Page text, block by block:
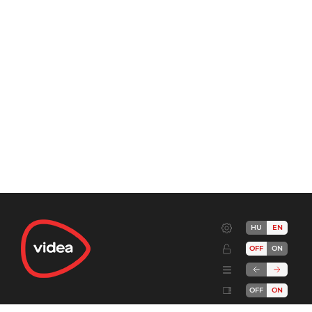
HU EN
OFF ON
OFF ON